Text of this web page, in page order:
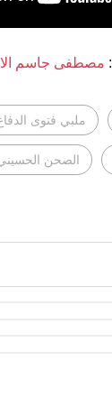
: مصطفى جاسم
ملبي فتوى
الصحن